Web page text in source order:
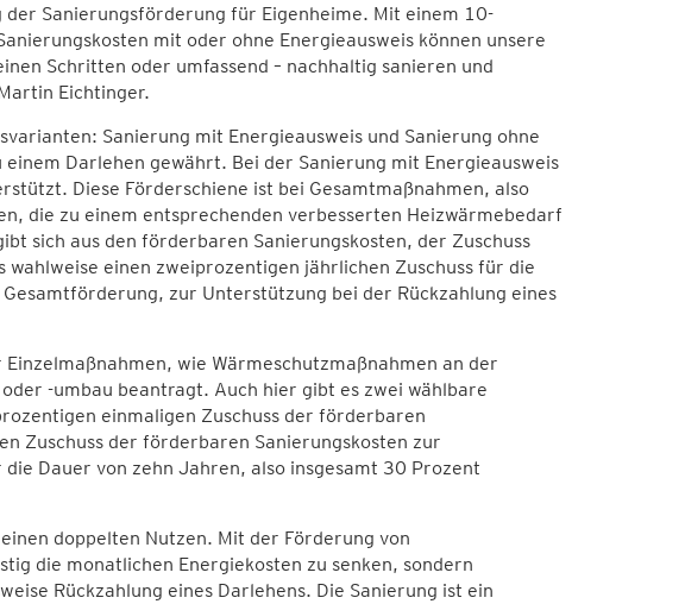
Sanierungsförderung für Eigenheime. Mit einem 10-
mit oder ohne Energieausweis können unsere
Schritten oder umfassend – nachhaltig sanieren und
Eichtinger.
Sanierung mit Energieausweis und Sanierung ohne
Darlehen gewährt. Bei der Sanierung mit Energieausweis
Diese Förderschiene ist bei Gesamtmaßnahmen, also
die zu einem entsprechenden verbesserten Heizwärmebedarf
sich aus den förderbaren Sanierungskosten, der Zuschuss
einen zweiprozentigen jährlichen Zuschuss für die
zur Unterstützung bei der Rückzahlung eines
wie Wärmeschutzmaßnahmen an der
-umbau beantragt. Auch hier gibt es zwei wählbare
einmaligen Zuschuss der förderbaren
Zuschuss der förderbaren Sanierungskosten zur
Dauer von zehn Jahren, also insgesamt 30 Prozent
doppelten Nutzen. Mit der Förderung von
die monatlichen Energiekosten zu senken, sondern
Rückzahlung eines Darlehens. Die Sanierung ist ein